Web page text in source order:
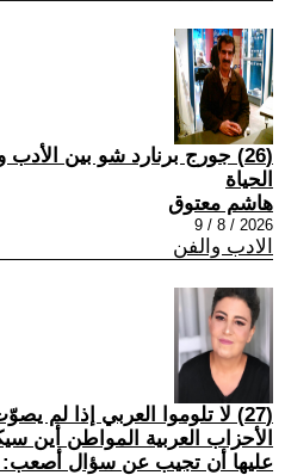
(26) جورج برنارد شو بين
الحياة
هاشم معتوق
2026 / 8 / 9
الادب والفن
(27) لا تلوموا العربي إذا لم
الأحزاب العربية المواطن أين
عليها أن تجيب عن سؤال